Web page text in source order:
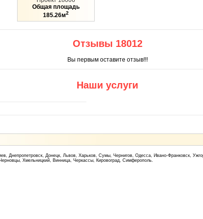
Общая площадь
185.26м2
Отзывы 18012
Вы первым оставите отзыв!!!
Наши услуги
Днепропетровск, Донецк, Львов, Харьков, Сумы, Чернигов, Одесса, Ивано-Франковск,
Хмельницкий, Винница, Черкассы, Кировоград, Симферополь.